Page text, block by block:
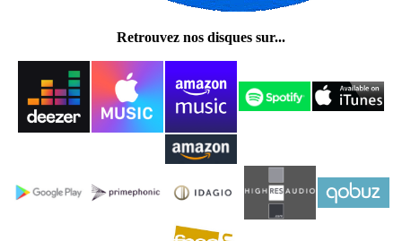
Retrouvez nos disques sur...